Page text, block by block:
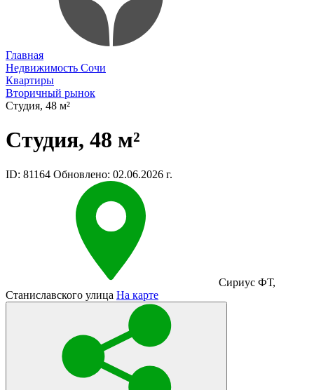
Главная
Недвижимость Сочи
Квартиры
Вторичный рынок
Студия, 48 м²
Студия, 48 м²
ID: 81164 Обновлено: 02.06.2026 г.
Сириус ФТ,
Станиславского улица На карте